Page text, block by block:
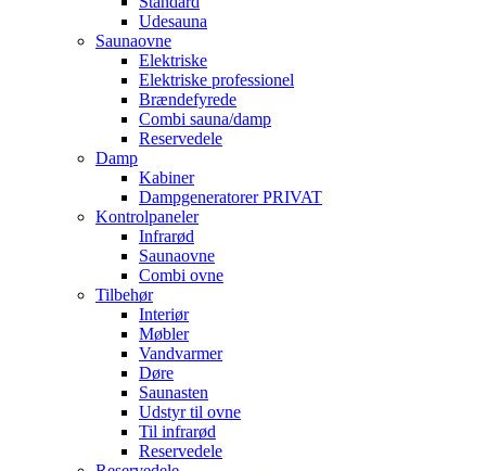
Udesauna
Saunaovne
Elektriske
Elektriske professionel
Brændefyrede
Combi sauna/damp
Reservedele
Damp
Kabiner
Dampgeneratorer PRIVAT
Kontrolpaneler
Infrarød
Saunaovne
Combi ovne
Tilbehør
Interiør
Møbler
Vandvarmer
Døre
Saunasten
Udstyr til ovne
Til infrarød
Reservedele